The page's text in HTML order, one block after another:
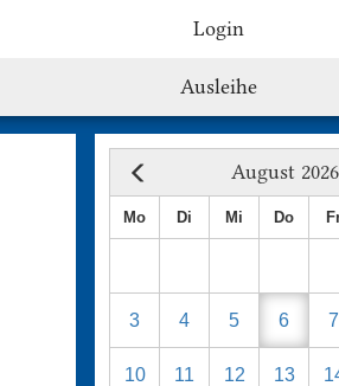
Login
Ausleihe
August 2026
Mo Di Mi Do
3 4 5 6 7
10 11 12 13